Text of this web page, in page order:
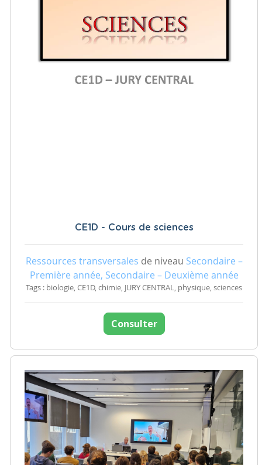
CE1D - Cours de sciences
Ressources transversales de niveau Secondaire –
Première année, Secondaire – Deuxième année
Tags : biologie, CE1D, chimie, JURY CENTRAL, physique, sciences
Consulter